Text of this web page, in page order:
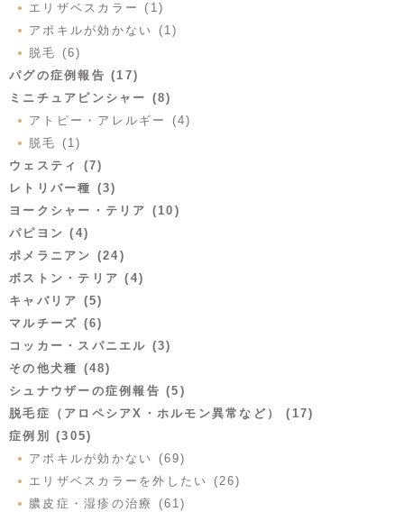
エリザベスカラー (1)
アポキルが効かない (1)
脱毛 (6)
パグの症例報告 (17)
ミニチュアピンシャー (8)
アトピー・アレルギー (4)
脱毛 (1)
ウェスティ (7)
レトリバー種 (3)
ヨークシャー・テリア (10)
パピヨン (4)
ポメラニアン (24)
ボストン・テリア (4)
キャバリア (5)
マルチーズ (6)
コッカー・スパニエル (3)
その他犬種 (48)
シュナウザーの症例報告 (5)
脱毛症（アロペシアX・ホルモン異常など） (17)
症例別 (305)
アポキルが効かない (69)
エリザベスカラーを外したい (26)
膿皮症・湿疹の治療 (61)